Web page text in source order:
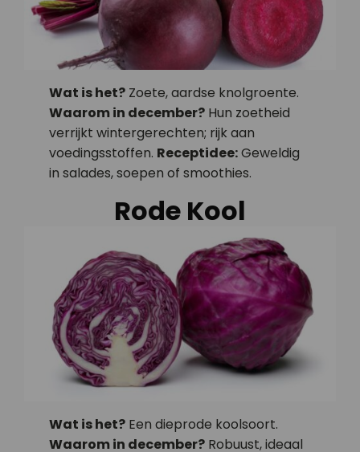
Wat is het? Zoete, aardse knolgroente.
Waarom in december? Hun zoetheid
verrijkt wintergerechten; rijk aan
voedingsstoffen. Receptidee:Geweldig
in salades, soepen of smoothies.
Rode Kool
Wat is het? Een dieprode koolsoort.
Waarom in december? Robuust, ideaal